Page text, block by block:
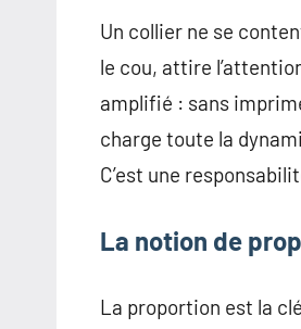
Un collier ne se
le cou, attire
amplifié : sans
charge toute la
C’est une
La notion de
La proportion est la